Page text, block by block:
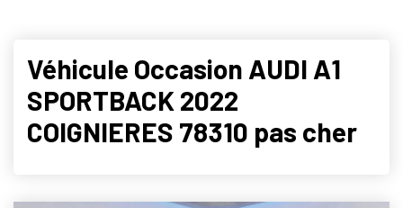
Véhicule Occasion AUDI A1
SPORTBACK 2022
COIGNIERES 78310 pas cher